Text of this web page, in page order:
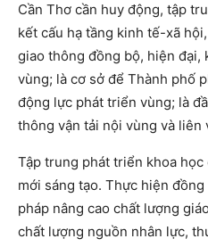
Cần Thơ cần huy động, tập
kết cấu hạ tầng kinh tế-xã
giao thông đồng bộ, hiện đại,
vùng; là cơ sở để Thành phố
động lực phát triển vùng; là
thông vận tải nội vùng và liên
Tập trung phát triển khoa
mới sáng tạo. Thực hiện
pháp nâng cao chất lượng
chất lượng nguồn nhân lực,